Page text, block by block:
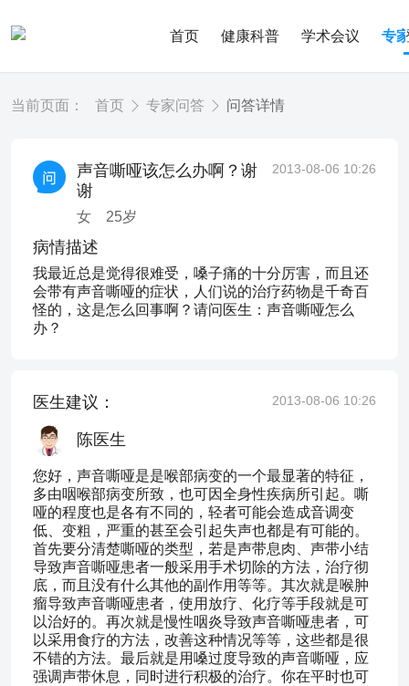
首页 健康科普 学术会议 专
当前页面： 首页 专家问答 问答详情
声音嘶哑该怎么办啊？谢
谢
女 25岁
2013-08-06 10:26
病情描述
我最近总是觉得很难受，嗓子痛的十分厉害，而且还
会带有声音嘶哑的症状，人们说的治疗药物是千奇百
怪的，这是怎么回事啊？请问医生：声音嘶哑怎么
办？
医生建议： 2013-08-06 10:26
陈医生
您好，声音嘶哑是是喉部病变的一个最显著的特征，
多由咽喉部病变所致，也可因全身性疾病所引起。嘶
哑的程度也是各有不同的，轻者可能会造成音调变
低、变粗，严重的甚至会引起失声也都是有可能的。
首先要分清楚嘶哑的类型，若是声带息肉、声带小结
导致声音嘶哑患者一般采用手术切除的方法，治疗彻
底，而且没有什么其他的副作用等等。其次就是喉肿
瘤导致声音嘶哑患者，使用放疗、化疗等手段就是可
以治好的。再次就是慢性咽炎导致声音嘶哑患者，可
以采用食疗的方法，改善这种情况等等，这些都是很
不错的方法。最后就是用嗓过度导致的声音嘶哑，应
强调声带休息，同时进行积极的治疗。你在平时也可